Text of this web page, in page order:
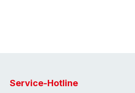
Service-Hotline